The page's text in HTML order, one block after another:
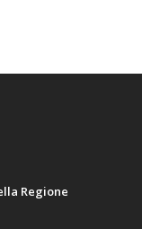
Regione